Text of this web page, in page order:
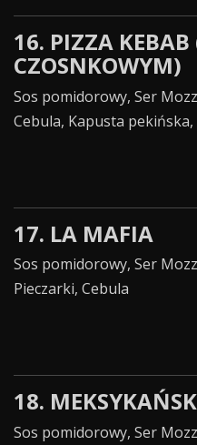
16. PIZZA
CZOSNKOWYM)
Sos pomidorowy, Ser
Cebula, Kapusta
17. LA MAFIA
Sos pomidorowy, Ser
Pieczarki, Cebula
18.
Sos pomidorowy, Ser